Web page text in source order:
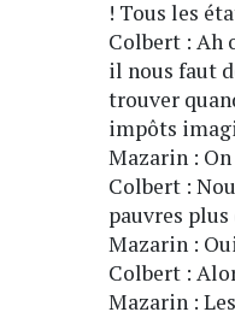
! Tous les
Colbert : Ah
il nous faut
trouver
impôts
Mazarin : On
Colbert :
pauvres plus
Mazarin :
Colbert :
Mazarin :